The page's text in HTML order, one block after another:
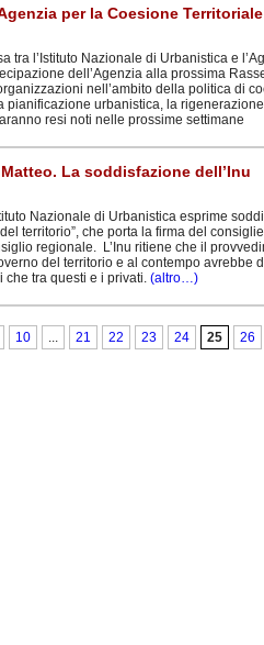
per la Coesione Territoriale
tra l’Istituto Nazionale di Urbanistica e
dell’Agenzia alla prossima
nell’ambito della politica di
pianificazione urbanistica, la
resi noti nelle prossime settimane
La soddisfazione dell’Inu
Nazionale di Urbanistica esprime
territorio”, che porta la firma del
regionale. L’Inu ritiene che il
del territorio e al contempo avrebbe
che tra questi e i privati. (altro…)
10 ... 21 22 23 24 25 26